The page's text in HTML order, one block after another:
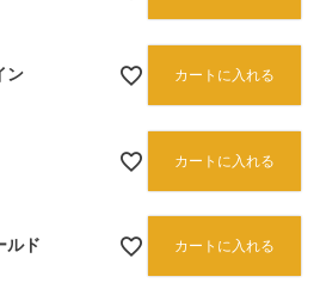
ン カートに入れる
カートに入れる
ルド カートに入れる